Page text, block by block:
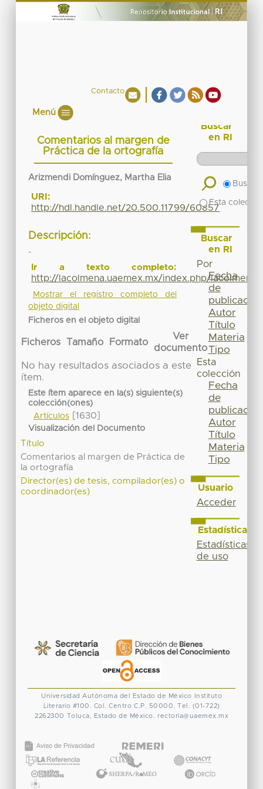
Contacto
Menú
Comentarios al margen de
Práctica de la ortografía
Arizmendi Domínguez, Martha Elia
URI:
http://hdl.handle.net/20.500.11799/60857
Descripción:
-
Ir a texto completo:
http://lacolmena.uaemex.mx/index.php/
Mostrar el registro completo del
objeto digital
Ficheros en el objeto digital
Ficheros Tamaño Formato
Ver
documento
No hay resultados asociados a este
ítem.
Este ítem aparece en la(s) siguiente(s)
colección(ones)
Artículos[1630]
Visualización del Documento
Título
Comentarios al margen de Práctica de
la ortografía
Director(es) de tesis, compilador(es) o
coordinador(es)
Buscar
en RI
Buscar
Esta
Buscar
en RI
Por
Fecha
de
publicación
Autor
Título
Materia
Tipo
Esta
colección
Fecha
de
publicación
Autor
Título
Materia
Tipo
Usuario
Acceder
Estadísticas
Estadísticas
de uso
Universidad Autónoma del Estado de México
Instituto
Literario #100. Col. Centro C.P. 50000. Tel. (01-722)
2262300 Toluca, Estado de México. rectoria@uaemex.mx